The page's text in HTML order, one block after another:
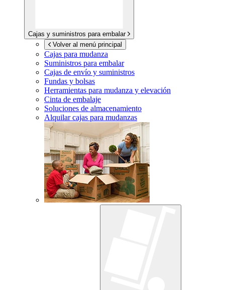
Cajas y suministros para embalar
Volver al menú principal
Cajas para mudanza
Suministros para embalar
Cajas de envío y suministros
Fundas y bolsas
Herramientas para mudanza y elevación
Cinta de embalaje
Soluciones de almacenamiento
Alquilar cajas para mudanzas